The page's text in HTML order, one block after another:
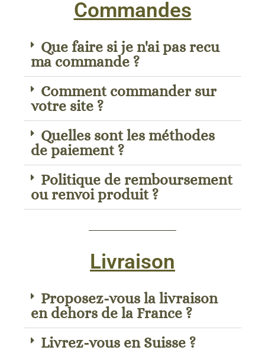
Commandes
Que faire si je n'ai pas recu
ma commande ?
Comment commander sur
votre site ?
Quelles sont les méthodes
de paiement ?
Politique de remboursement
ou renvoi produit ?
Livraison
Proposez-vous la livraison
en dehors de la France ?
Livrez-vous en Suisse ?